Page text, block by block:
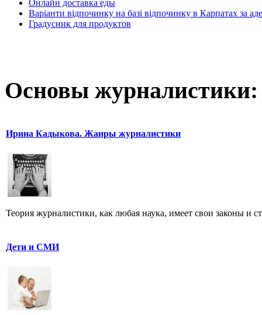
Онлайн доставка еды
Варіанти відпочинку на базі відпочинку в Карпатах за
Градусник для продуктов
Основы журналистики:
Ирина Кадыкова. Жанры журналистики
Теория журналистики, как любая наука, имеет свои законы и
Дети и СМИ